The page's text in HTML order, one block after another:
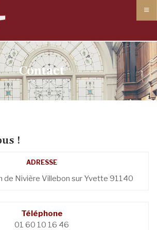
Contact
!
ADRESSE
de Nivière Villebon sur Yvette 91140
Téléphone
01 60 10 16 46
cookies